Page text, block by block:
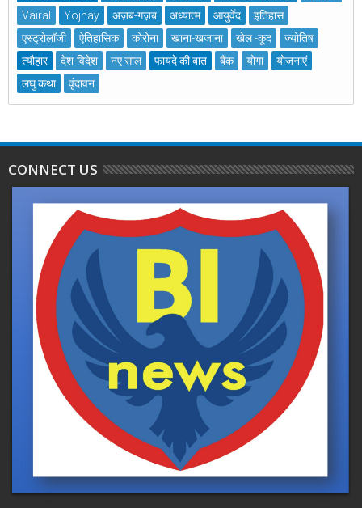
Vairal
Yojnay अज़ब-गज़ब अध्यात्म आयुर्वेद
इतिहास
एस्ट्रोलॉजी
ऐतिहासिक कोरोना खाना-खजाना खेल -कूद
ज्योतिष
त्यौहार
देश-विदेश नए साल फायदे की बात बैंक योगा
योजनाएं
लघु कथा
वृंदावन
CONNECT US